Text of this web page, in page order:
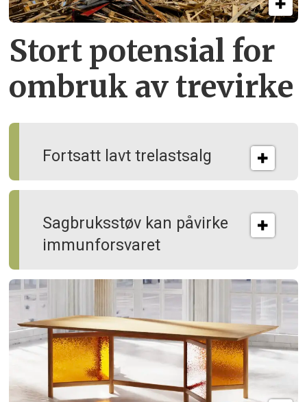
Stort potensial for
ombruk av tre­virke
Fortsatt lavt trelastsalg
Sagbruksstøv kan på­virke
immun­forsvaret